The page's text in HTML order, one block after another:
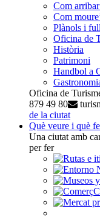
Com
Com
Plànols i
Oficina de
Història
Patrimoni
Handbol a
Oficina de
879 49 80
de la ciutat
Què veure i què
Una ciutat amb
per fer